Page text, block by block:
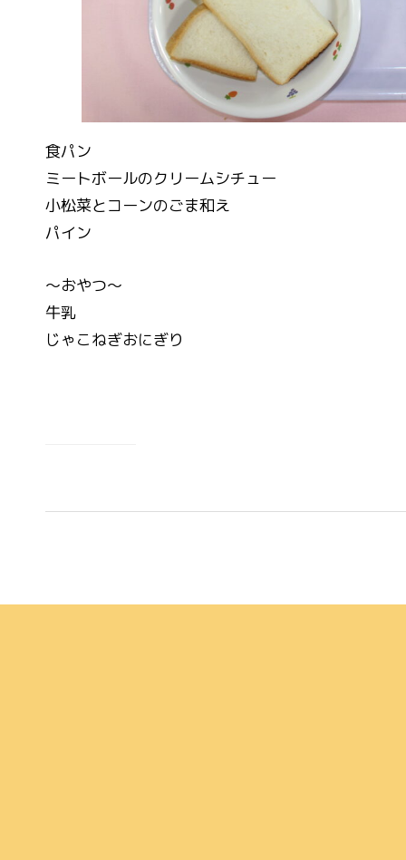
食パン
ミートボールのクリームシチュー
小松菜とコーンのごま和え
パイン
～おやつ～
牛乳
じゃこねぎおにぎり